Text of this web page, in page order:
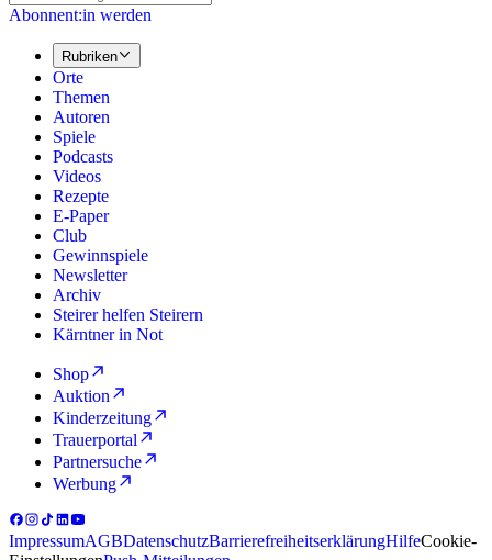
Abonnent:in werden
Rubriken
Orte
Themen
Autoren
Spiele
Podcasts
Videos
Rezepte
E-Paper
Club
Gewinnspiele
Newsletter
Archiv
Steirer helfen Steirern
Kärntner in Not
Shop
Auktion
Kinderzeitung
Trauerportal
Partnersuche
Werbung
ImpressumAGBDatenschutzBarrierefreiheitserklärungHilfeCookie-